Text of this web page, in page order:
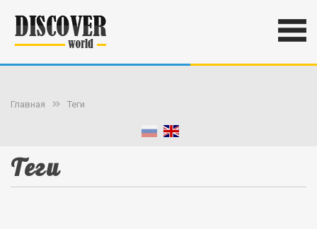
Главная Теги
Теги